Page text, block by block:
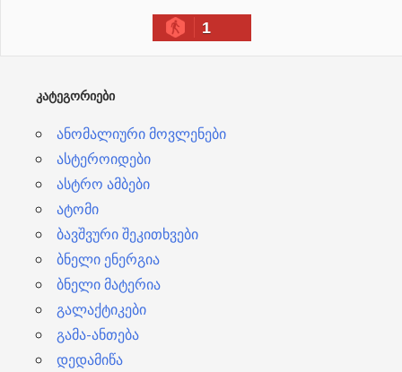
1
ᲙᲐᲢᲔᲒᲝᲠᲘᲔᲑᲘ
ანომალიური მოვლენები
ასტეროიდები
ასტრო ამბები
ატომი
ბავშვური შეკითხვები
ბნელი ენერგია
ბნელი მატერია
გალაქტიკები
გამა-ანთება
დედამიწა